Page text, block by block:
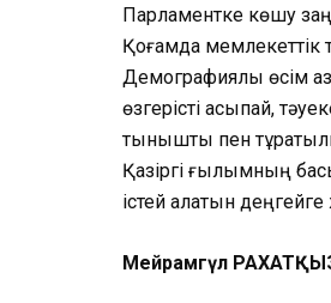
Парламентке көшу
Қоғамда мемлекеттік
Демографиялық өсім
өзгерісті асықпай,
тыныштық пен
Қазіргі ғылымның
істей алатын
Мейрамгүл